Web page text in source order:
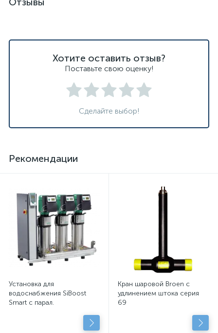
Хотите оставить отзыв?
Поставьте свою оценку!
Сделайте выбор!
Рекомендации
Установка для
водоснабжения SiBoost
Smart с парал.
центробежными насосами
Кран шаровой Broen с
удлинением штока серия
69